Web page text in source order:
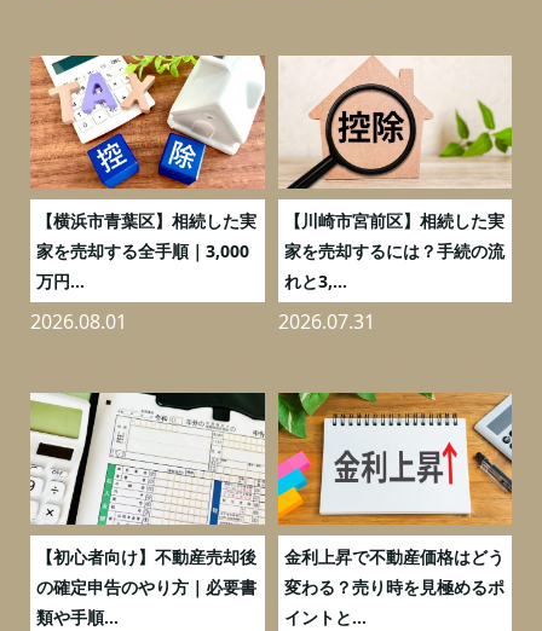
【横浜市青葉区】相続した実
家を売却する全手順｜3,000
万円...
2026.08.01
【川崎市宮前区】相続した実
家を売却するには？手続の流
れと3,...
2026.07.31
【初心者向け】不動産売却後
の確定申告のやり方｜必要書
類や手順...
金利上昇で不動産価格はどう
変わる？売り時を見極めるポ
イントと...